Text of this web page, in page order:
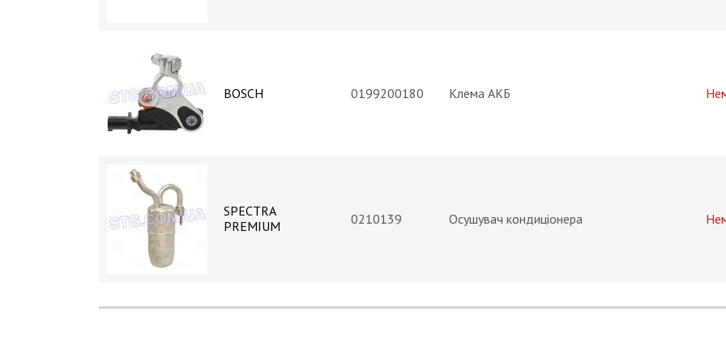
BOSCH 0199200180 Клема АКБ
SPECTRA
PREMIUM
0210139 Осушувач кондиціонера